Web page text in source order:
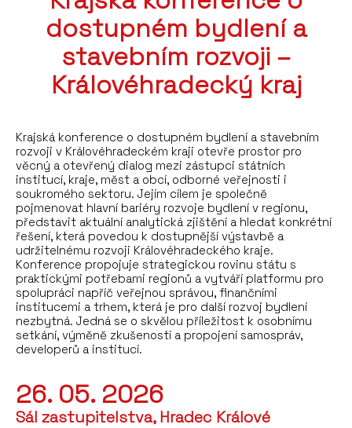
dostupném bydlení a
stavebním rozvoji –
Královéhradecký kraj
Krajská konference o dostupném bydlení a stavebním
rozvoji v Královéhradeckém kraji otevře prostor pro
věcný a otevřený dialog mezi zástupci státních
institucí, kraje, měst a obcí, odborné veřejnosti i
soukromého sektoru. Jejím cílem je společně
pojmenovat hlavní bariéry rozvoje bydlení v regionu,
představit aktuální analytická zjištění a hledat konkrétní
řešení, která povedou k dostupnější výstavbě a
udržitelnému rozvoji Královéhradeckého kraje.
Konference propojuje strategickou rovinu státu s
praktickými potřebami regionů a vytváří platformu pro
spolupráci napříč veřejnou správou, finančními
institucemi a trhem, která je pro další rozvoj bydlení
nezbytná. Jedná se o skvělou příležitost k osobnímu
setkání, výměně zkušeností a propojení samospráv,
developerů a institucí.
26. 05. 2026
Sál zastupitelstva, Hradec Králové